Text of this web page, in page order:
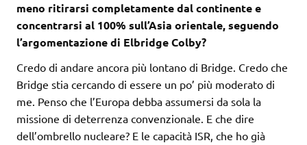
meno ritirarsi completamente dal continente e
concentrarsi al 100% sull’Asia orientale, seguendo
l’argomentazione di Elbridge Colby?
Credo di andare ancora più lontano di Bridge. Credo che
Bridge stia cercando di essere un po’ più moderato di
me. Penso che l’Europa debba assumersi da sola la
missione di deterrenza convenzionale. E che dire
dell’ombrello nucleare? E le capacità ISR, che ho già